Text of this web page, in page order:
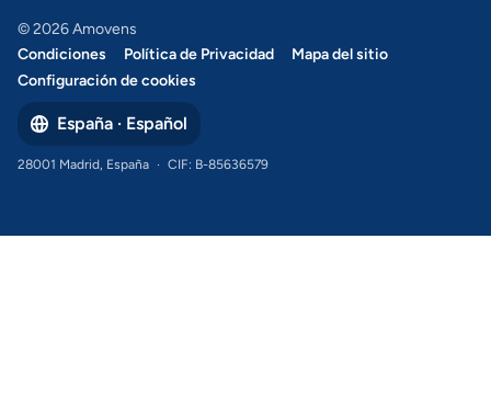
© 2026 Amovens
Condiciones
Política de Privacidad
Mapa del sitio
Configuración de cookies
España · Español
28001 Madrid, España · CIF: B-85636579